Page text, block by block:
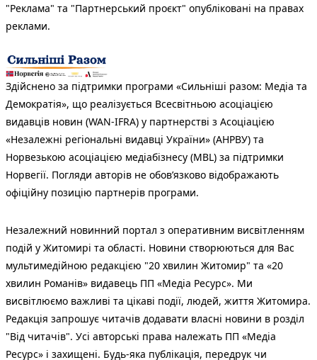
"Реклама" та "Партнерський проєкт" опубліковані на правах
реклами.
Здійснено за підтримки програми «Сильніші разом: Медіа та
Демократія», що реалізується Всесвітньою асоціацією
видавців новин (WAN-IFRA) у партнерстві з Асоціацією
«Незалежні регіональні видавці України» (АНРВУ) та
Норвезькою асоціацією медіабізнесу (MBL) за підтримки
Норвегії. Погляди авторів не обов’язково відображають
офіційну позицію партнерів програми.
Незалежний новинний портал з оперативним висвітленням
подій у Житомирі та області. Новини створюються для Вас
мультимедійною редакцією "20 хвилин Житомир" та «20
хвилин Романів» видавець ПП «Медіа Ресурс». Ми
висвітлюємо важливі та цікаві події, людей, життя Житомира.
Редакція запрошує читачів додавати власні новини в розділ
"Від читачів". Усі авторські права належать ПП «Медіа
Ресурс» і захищені. Будь-яка публiкацiя, передрук чи